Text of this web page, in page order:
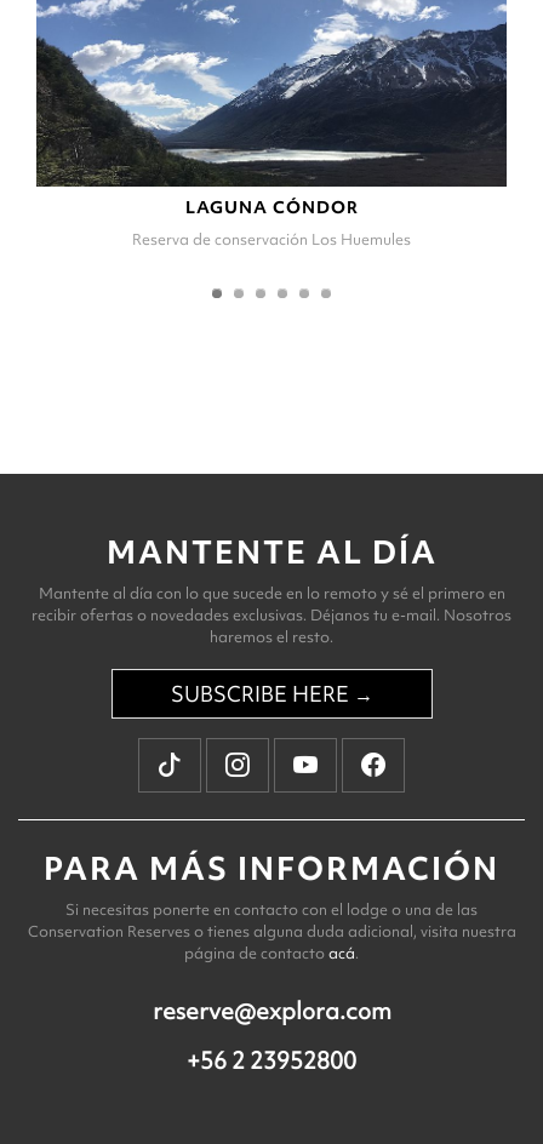
LAGUNA CÓNDOR
Reserva de conservación Los Huemules
MANTENTE AL DÍA
Mantente al día con lo que sucede en lo remoto y sé el primero en
recibir ofertas o novedades exclusivas. Déjanos tu e-mail. Nosotros
haremos el resto.
SUBSCRIBE HERE →
PARA MÁS INFORMACIÓN
Si necesitas ponerte en contacto con el lodge o una de las
Conservation Reserves o tienes alguna duda adicional, visita nuestra
página de contactoacá.
reserve@explora.com
+56 2 23952800